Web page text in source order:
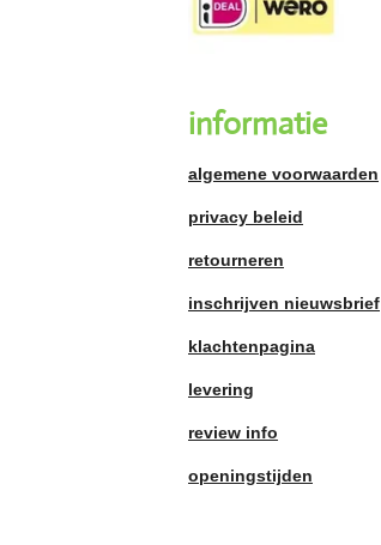
informatie
algemene voorwaarden
privacy beleid
retourneren
inschrijven nieuwsbrief
klachtenpagina
levering
review info
openingstijden